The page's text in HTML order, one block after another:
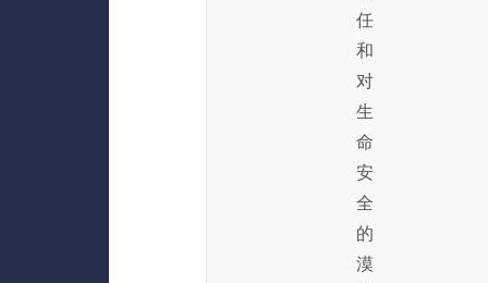
任
和
对
生
命
安
全
的
漠